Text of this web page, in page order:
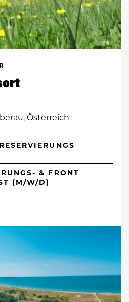
Österreich
& FRONT
(M/W/D)